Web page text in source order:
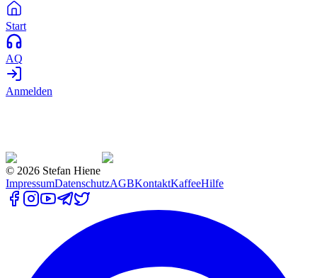
Start
AQ
Anmelden
© 2026 Stefan Hiene
ImpressumDatenschutzAGBKontaktKaffeeHilfe